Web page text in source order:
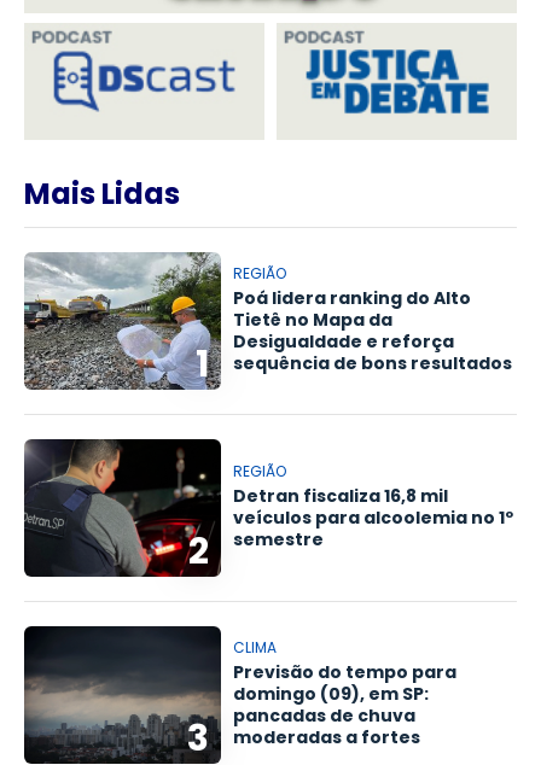
Mais Lidas
1
REGIÃO
Poá lidera ranking do Alto
Tietê no Mapa da
Desigualdade e reforça
sequência de bons resultados
2
REGIÃO
Detran fiscaliza 16,8 mil
veículos para alcoolemia no 1º
semestre
3
CLIMA
Previsão do tempo para
domingo (09), em SP:
pancadas de chuva
moderadas a fortes